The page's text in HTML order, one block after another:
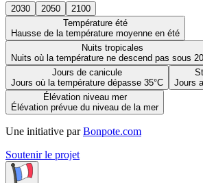
2030 2050
2100
Température été
Hausse de la température moyenne en été
Nuits tropicales
Nuits où la température ne descend pas sous
Jours de canicule
Jours où la température dépasse 35°C
Jours
Élévation niveau mer
Élévation prévue du niveau de la mer
Une initiative par Bonpote.com
Soutenir le projet